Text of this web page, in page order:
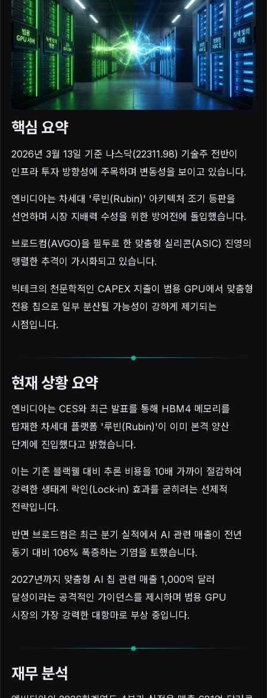
핵심 요약
2026년 3월 13일 기준 나스닥(22311.98) 기술주 전반이
인프라 투자 방향성에 주목하며 변동성을 보이고 있습니다.
엔비디아는 차세대 '루빈(Rubin)' 아키텍처 조기 등판을
선언하며 시장 지배력 수성을 위한 방어전에 돌입했습니다.
브로드컴(AVGO)을 필두로 한 맞춤형 실리콘(ASIC) 진영의
맹렬한 추격이 가시화되고 있습니다.
빅테크의 천문학적인 CAPEX 지출이 범용 GPU에서 맞춤형
전용 칩으로 일부 분산될 가능성이 강하게 제기되는
시점입니다.
현재 상황 요약
엔비디아는 CES와 최근 발표를 통해 HBM4 메모리를
탑재한 차세대 플랫폼 '루빈(Rubin)'이 이미 본격 양산
단계에 진입했다고 밝혔습니다.
이는 기존 블랙웰 대비 추론 비용을 10배 가까이 절감하여
강력한 생태계 락인(Lock-in) 효과를 굳히려는 선제적
전략입니다.
반면 브로드컴은 최근 분기 실적에서 AI 관련 매출이 전년
동기 대비 106% 폭증하는 기염을 토했습니다.
2027년까지 맞춤형 AI 칩 관련 매출 1,000억 달러
달성이라는 공격적인 가이던스를 제시하며 범용 GPU
시장의 가장 강력한 대항마로 부상 중입니다.
재무 분석